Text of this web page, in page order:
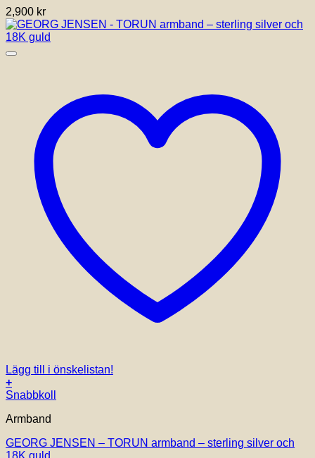
2,900 kr
Lägg till i önskelistan!
+
Den
produkten
flera
Snabbkoll
Armband
GEORG JENSEN – TORUN armband – sterling silver och